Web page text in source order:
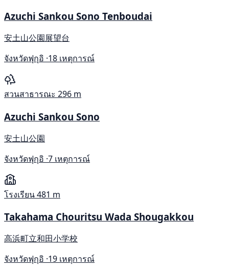
Azuchi Sankou Sono Tenboudai
安土山公園展望台
จังหวัดฟุกุอิ ·18 เหตุการณ์
สวนสาธารณะ 296 m
Azuchi Sankou Sono
安土山公園
จังหวัดฟุกุอิ ·7 เหตุการณ์
โรงเรียน481 m
Takahama Chouritsu Wada Shougakkou
高浜町立和田小学校
จังหวัดฟุกุอิ ·19 เหตุการณ์